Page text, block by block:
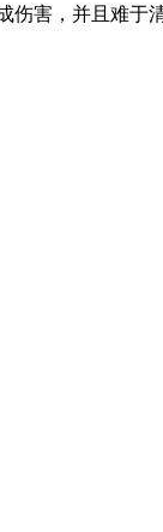
伤害，并且难于